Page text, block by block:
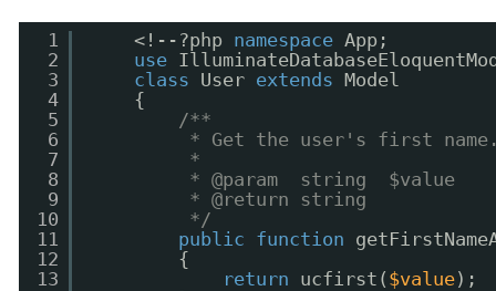
1
2
3
4
5
6
7
8
9
10
11
12
13
<!--?php namespace App;
use
class
User extends Model
{
/**
* Get the user's first
*
* @param  string  $value
* @return string
*/
public
function
{
return
ucfirst( $value);